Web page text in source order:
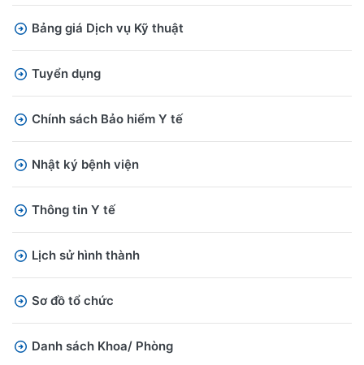
Bảng giá Dịch vụ Kỹ thuật
Tuyển dụng
Chính sách Bảo hiểm Y tế
Nhật ký bệnh viện
Thông tin Y tế
Lịch sử hình thành
Sơ đồ tổ chức
Danh sách Khoa/ Phòng